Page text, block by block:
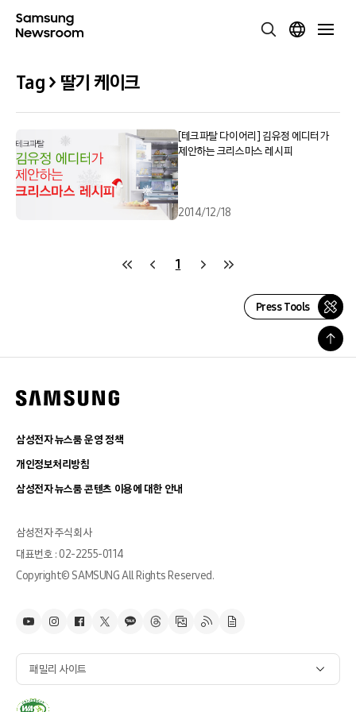
Tag > 딸기 케이크
[테크파탈 다이어리] 김유정 에디터가
제안하는 크리스마스 레시피
2014/12/18
1
Press Tools
삼성전자 뉴스룸 운영 정책
개인정보처리방침
삼성전자 뉴스룸 콘텐츠 이용에 대한 안내
삼성전자 주식회사
대표번호 : 02-2255-0114
Copyright© SAMSUNG All Rights Reserved.
패밀리 사이트